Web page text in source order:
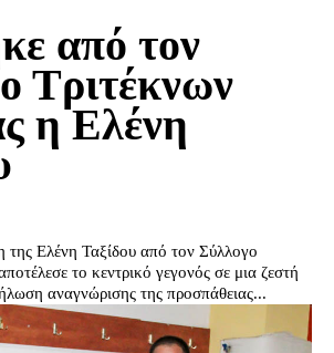
από τον
Τριτέκνων
η Ελένη
της Ελένη Ταξίδου από τον Σύλλογο
το κεντρικό γεγονός σε μια ζεστή
αναγνώρισης της προσπάθειας...